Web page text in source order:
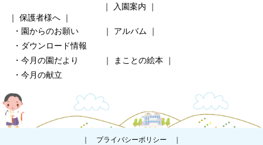
｜ 入園案内 ｜
｜ 保護者様へ ｜
・園からのお願い ｜ アルバム ｜
・ダウンロード情報
・今月の園だより
｜ まことの絵本 ｜
・今月の献立
｜ プライバシーポリシー ｜